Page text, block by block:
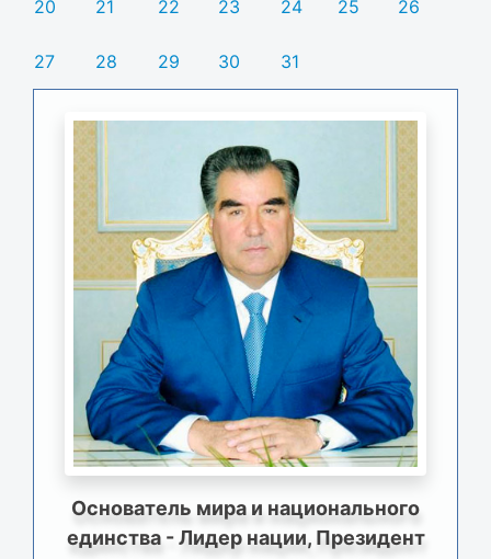
20 21 22 23 24 25 26
27 28 29 30 31
Основатель мира и национального
единства - Лидер нации, Президент